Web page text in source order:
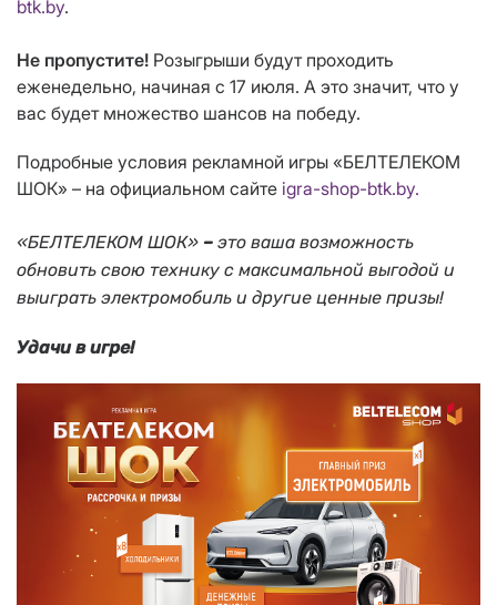
btk.by.
Не пропустите! Розыгрыши будут проходить
еженедельно, начиная с 17 июля. А это значит, что у
вас будет множество шансов на победу.
Подробные условия рекламной игры «БЕЛТЕЛЕКОМ
ШОК» – на официальном сайте igra-shop-btk.by.
«БЕЛТЕЛЕКОМ ШОК» – это ваша возможность
обновить свою технику с максимальной выгодой и
выиграть электромобиль и другие ценные призы!
Удачи в игре!